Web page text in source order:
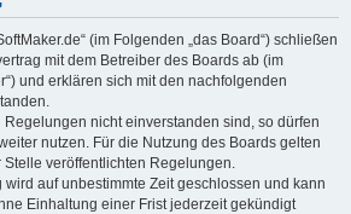
(im Folgenden „das Board“) schließen
mit dem Betreiber des Boards ab (im
und erklären sich mit den nachfolgenden
nicht einverstanden sind, so dürfen
nutzen. Für die Nutzung des Boards gelten
veröffentlichten Regelungen.
wird auf unbestimmte Zeit geschlossen und kann
Einhaltung einer Frist jederzeit gekündigt